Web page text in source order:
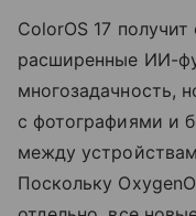
ColorOS 17
расширенные ИИ-
многозадачность,
с фотографиями и
между
Поскольку